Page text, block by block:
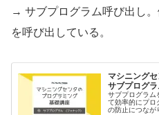
→ サブプログラム呼び出し
を呼び出している。
マシニング
サブプログ
サブプログラム
て効率的にプロ
の防止につなが